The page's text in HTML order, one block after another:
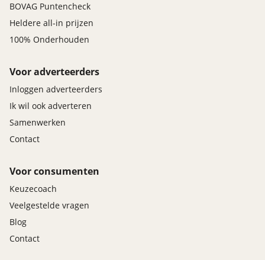
BOVAG Puntencheck
Heldere all-in prijzen
100% Onderhouden
Voor adverteerders
Inloggen adverteerders
Ik wil ook adverteren
Samenwerken
Contact
Voor consumenten
Keuzecoach
Veelgestelde vragen
Blog
Contact